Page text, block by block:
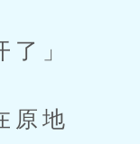
」
原地